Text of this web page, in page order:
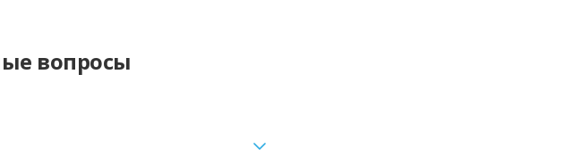
вопросы